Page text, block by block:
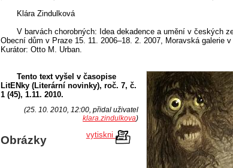
Klára Zindulková
V barvách chorobných: Idea dekadence a umění v českých
Obecní dům v Praze 15. 11. 2006–18. 2. 2007, Moravská galerie v
Kurátor: Otto M. Urban.
Tento text vyšel v časopise
LitENky (Literární novinky), roč. 7, č.
1 (45), 1.11. 2010.
(25. 10. 2010, 12:00, přidal uživatel
klara.zindulkova)
vytiskni
Obrázky